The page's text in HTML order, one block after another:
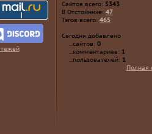
Сайтов всего: 5343
В Отстойнике: 47
Тэгов всего: 465
Сегодня добавлено
...сайтов: 0
...комментариев: 1
...пользователей: 1
Полная